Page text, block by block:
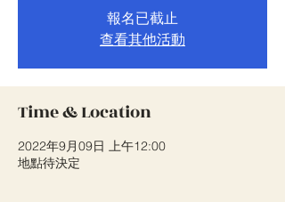
報名已截止
查看其他活動
Time & Location
2022年9月09日 上午12:00
地點待決定